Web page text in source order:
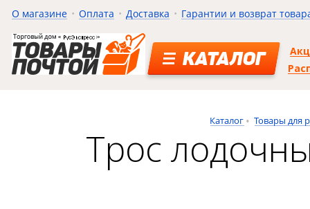
О магазине Оплата Доставка Гарантии и возврат
КАТАЛОГ
Каталог Товары для
Трос